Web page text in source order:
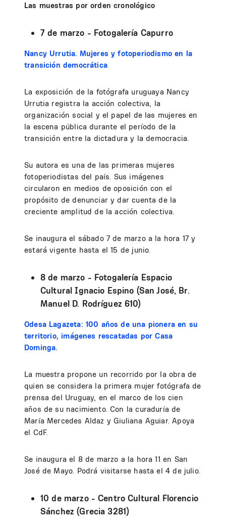
Las muestras por orden cronológico
7 de marzo - Fotogalería Capurro
Nancy Urrutia. Mujeres y fotoperiodismo en la
transición democrática
La exposición de la fotógrafa uruguaya Nancy
Urrutia registra la acción colectiva, la
organización social y el papel de las mujeres en
la escena pública durante el período de la
transición entre la dictadura y la democracia.
Su autora es una de las primeras mujeres
fotoperiodistas del país. Sus imágenes
circularon en medios de oposición con el
propósito de denunciar y dar cuenta de la
creciente amplitud de la acción colectiva.
Se inaugura el sábado 7 de marzo a la hora 17 y
estará vigente hasta el 15 de junio.
8 de marzo - Fotogalería Espacio
Cultural Ignacio Espino (San José, Br.
Manuel D. Rodríguez 610)
Odesa Lagazeta: 100 años de una pionera en su
territorio, imágenes rescatadas por Casa
Dominga.
La muestra propone un recorrido por la obra de
quien se considera la primera mujer fotógrafa de
prensa del Uruguay, en el marco de los cien
años de su nacimiento. Con la curaduría de
María Mercedes Aldaz y Giuliana Aguiar. Apoya
el CdF.
Se inaugura el 8 de marzo a la hora 11 en San
José de Mayo. Podrá visitarse hasta el 4 de julio.
10 de marzo - Centro Cultural Florencio
Sánchez (Grecia 3281)